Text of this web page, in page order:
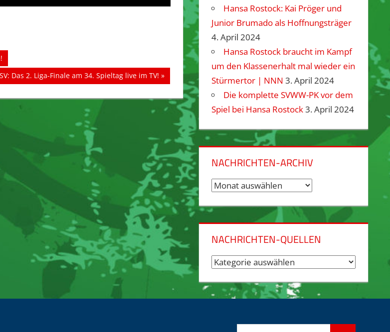
Das 2. Liga-Finale am 34. Spieltag live im TV!
Hansa Rostock: Kai Pröger und
Junior Brumado als Hoffnungsträger
4. April 2024
Hansa Rostock braucht im Kampf
um den Klassenerhalt mal wieder ein
Stürmertor | NNN 3. April 2024
Die komplette SVWW-PK vor dem
Spiel bei Hansa Rostock3. April 2024
NACHRICHTEN-ARCHIV
Nachrichten-
NACHRICHTEN-QUELLEN
Nachrichten-